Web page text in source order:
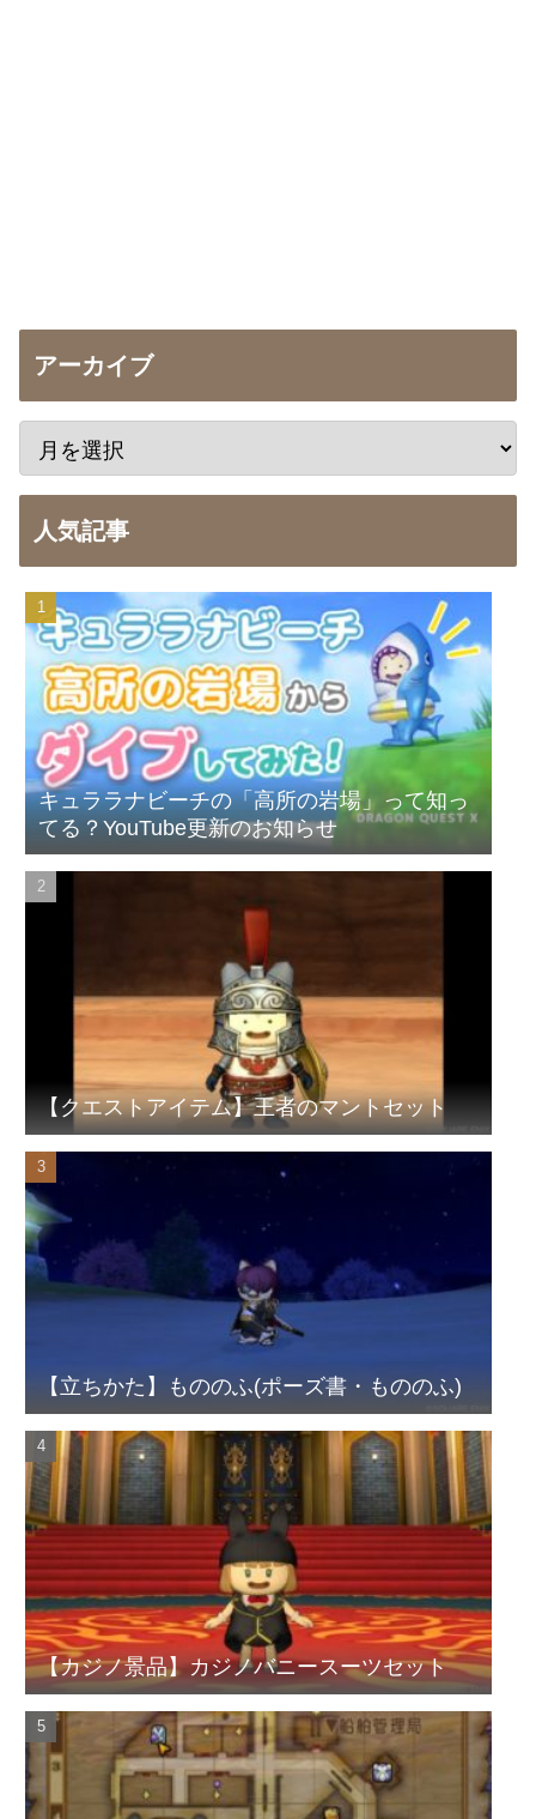
アーカイブ
人気記事
キュララナビーチの「高所の岩場」って知っ
てる？YouTube更新のお知らせ
【クエストアイテム】王者のマントセット
【立ちかた】もののふ(ポーズ書・もののふ)
【カジノ景品】カジノバニースーツセット